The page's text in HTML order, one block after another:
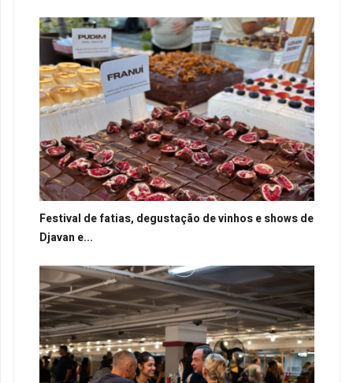
Festival de fatias, degustação de vinhos e shows de
Djavan e...